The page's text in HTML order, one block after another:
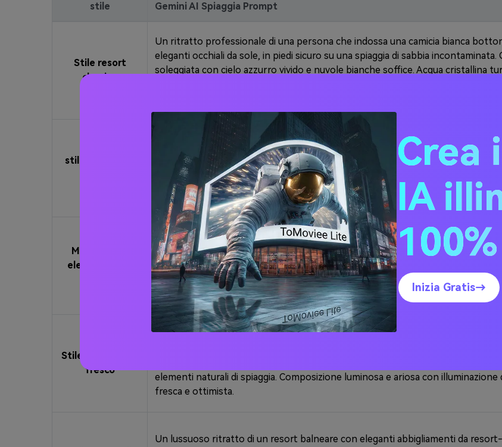
stile Gemini AI Spiaggia Prompt
Stile resort
classico
Un ritratto professionale di una persona che indossa una camicia bianca
eleganti occhiali da sole, in piedi sicuro su una spiaggia di sabbia incontaminata.
soleggiata con cielo azzurro vivido e nuvole bianche soffice. Acqua cristallina
stile romantico
Un elegante ritratto di una persona in un abito estivo floreale luminoso, in piedi
spiaggia tropicale sotto il sole splendente. Splendido cielo azzurro con nuvole
Vibrante acqua turchese dell'oceano con onde dolci che catturano la luce del
brillante e lussureggianti palme verdi. Colori tropicali vivaci, alta saturazione,
gioiose vibrazioni estive.
Moderno ed
elegante stile
Un elegante ritratto da spiaggia con una persona in bikini colorati o costumi
accessori da spiaggia alla moda. Perfetta giornata soleggiata sulla spiaggia con
senza nuvole. Splendente acqua oceanica cristallina in toni turchesi e blu
brillante che riflette la luce del sole. Illuminazione di alto livello, colori vivaci,
contemporanea, umore energico e edificante.
Stile letterario e
fresco
Un sereno ritratto di una persona che indossa un abito di lino bianco brillante
elementi naturali di spiaggia. Composizione luminosa e ariosa con
fresca e ottimista.
Un lussuoso ritratto di un resort balneare con eleganti abbigliamenti da
Crea
IA
Inizia Gratis→